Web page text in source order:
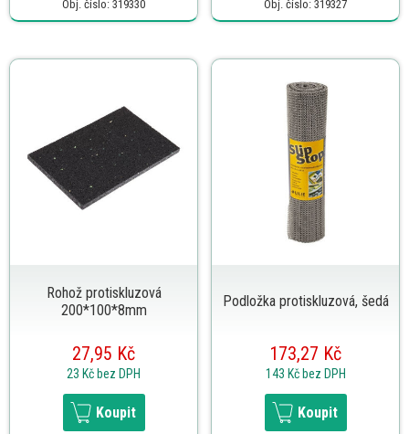
Obj. číslo: 319330
Obj. číslo: 319327
Rohož protiskluzová
200*100*8mm
27,95 Kč
23 Kč bez DPH
Koupit
Podložka protiskluzová, šedá
173,27 Kč
143 Kč bez DPH
Koupit